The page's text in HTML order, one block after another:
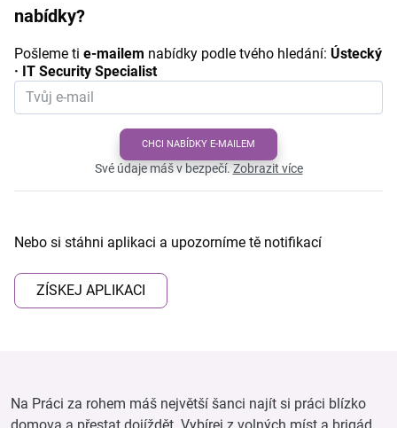
nabídky?
Pošleme ti e-mailem nabídky podle tvého hledání: Ústecký
· IT Security Specialist
CHCI NABÍDKY E-MAILEM
Své údaje máš v bezpečí.Zobrazit více
Nebo si stáhni aplikaci a upozorníme tě notifikací
ZÍSKEJ APLIKACI
Na Práci za rohem máš největší šanci najít si práci blízko
domova a přestat dojíždět. Vybírej z volných míst a brigád